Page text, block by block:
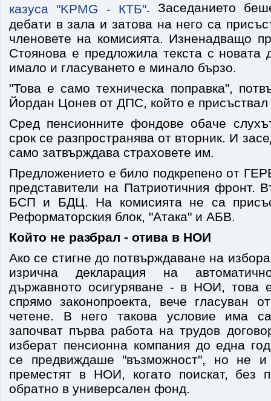
казуса "KPMG - КТБ". Заседанието
дебати в зала и затова на него са
членовете на комисията. Изненадващо
Стоянова е предложила текста с новата
имало и гласуването е минало бързо.
"Това е само техническа поправка",
Йордан Цонев от ДПС, който е присъствал
Сред пенсионните фондове обаче
срок се разпространява от вторник. И
само затвърждава страховете им.
Предложението е било подкрепено от
представители на Патриотичния фронт.
БСП и БДЦ. На комисията не са
Реформаторския блок, "Атака" и АБВ.
Който не разбрал - отива в НОИ
Ако се стигне до потвърждаване на
изрична декларация на
държавното осигуряване - в НОИ, това
спрямо законопроекта, вече гласуван
четене. В него такова условие има
започват първа работа на трудов
изберат пенсионна компания до една
се предвиждаше "възможност", но не
преместят в НОИ, когато поискат, без
обратно в универсален фонд.